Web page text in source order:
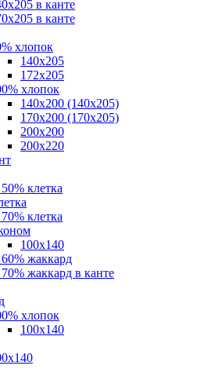
в канте
в канте
хлопок
140x205
172х205
хлопок
140x200 (140х205)
170x200 (170х205)
200х200
200х220
клетка
клетка
100x140
жаккард
жаккард в канте
хлопок
100x140